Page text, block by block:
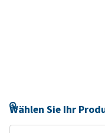
Wählen Sie Ihr